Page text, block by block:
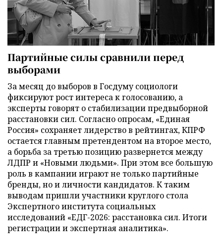
Партийные силы сравнили перед
выборами
За месяц до выборов в Госдуму социологи
фиксируют рост интереса к голосованию, а
эксперты говорят о стабилизации предвыборной
расстановки сил. Согласно опросам, «Единая
Россия» сохраняет лидерство в рейтингах, КПРФ
остается главным претендентом на второе место,
а борьба за третью позицию развернется между
ЛДПР и «Новыми людьми». При этом все большую
роль в кампании играют не только партийные
бренды, но и личности кандидатов. К таким
выводам пришли участники круглого стола
Экспертного института социальных
исследований «ЕДГ-2026: расстановка сил. Итоги
регистрации и экспертная аналитика».